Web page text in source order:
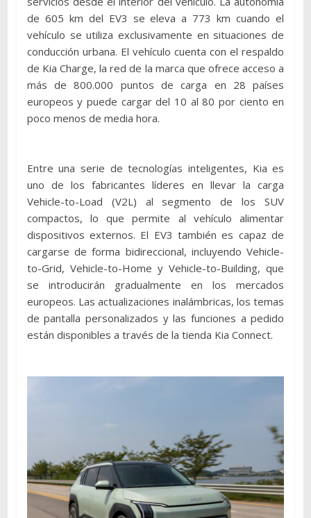
de 605 km del EV3 se eleva a 773 km cuando el
vehículo se utiliza exclusivamente en situaciones de
conducción urbana. El vehículo cuenta con el respaldo
de Kia Charge, la red de la marca que ofrece acceso a
más de 800.000 puntos de carga en 28 países
europeos y puede cargar del 10 al 80 por ciento en
poco menos de media hora.
Entre una serie de tecnologías inteligentes, Kia es
uno de los fabricantes líderes en llevar la carga
Vehicle-to-Load (V2L) al segmento de los SUV
compactos, lo que permite al vehículo alimentar
dispositivos externos. El EV3 también es capaz de
cargarse de forma bidireccional, incluyendo Vehicle-
to-Grid, Vehicle-to-Home y Vehicle-to-Building, que
se introducirán gradualmente en los mercados
europeos. Las actualizaciones inalámbricas, los temas
de pantalla personalizados y las funciones a pedido
están disponibles a través de la tienda Kia Connect.